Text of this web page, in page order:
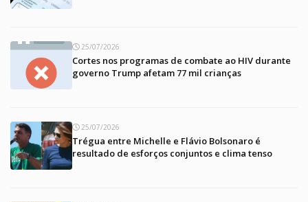
25/07/2026
Cortes nos programas de combate ao HIV durante
governo Trump afetam 77 mil crianças
25/07/2026
Trégua entre Michelle e Flávio Bolsonaro é
resultado de esforços conjuntos e clima tenso